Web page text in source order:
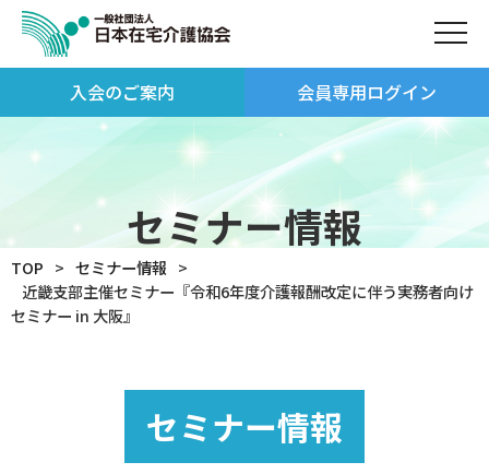
入会のご案内 会員専用ログイン
セミナー情報
TOP
セミナー情報
近畿支部主催セミナー『令和6年度介護報酬改定に伴う実務者向け
セミナー in 大阪』
セミナー情報